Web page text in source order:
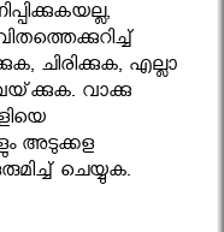
ചിരിക്കുക, എല്ലാ
വാക്കു
അടുക്കള
ചെയ്യുക.